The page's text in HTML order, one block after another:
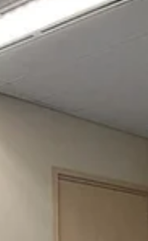
為改善處理滲水問題機制，
的困擾，立法會議員陳恒鑌
辦倡議書》，當中提出3大核
立案及結案標準」、「設專
會廣泛關注。為進一步深化
鑌議員於2025年6月25日召
研討會」，各與會者均應同
專項跟進重複發生或溯困難